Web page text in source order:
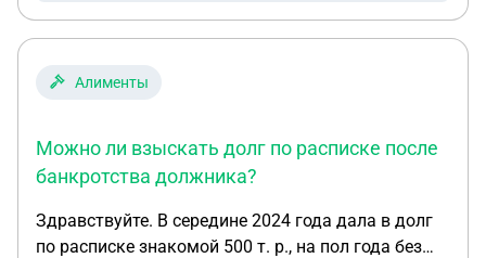
Алименты
Можно ли взыскать долг по расписке после
банкротства должника?
Здравствуйте. В середине 2024 года дала в долг
по расписке знакомой 500 т. р., на пол года без